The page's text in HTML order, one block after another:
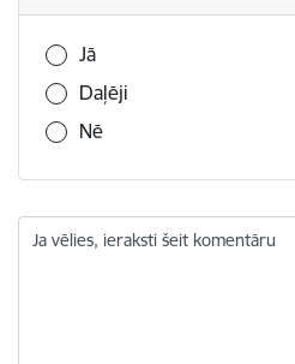
Vai šī informācija bija
Jā
Daļēji
Nē
Ja vēlies, ieraksti šeit komentāru